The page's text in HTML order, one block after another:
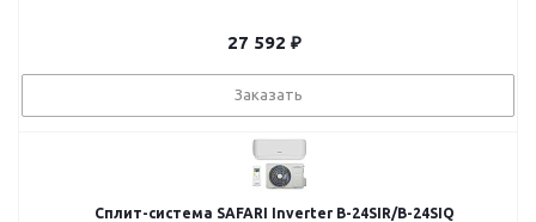
27 592 ₽
Заказать
Сплит-система SAFARI Inverter B-24SIR/B-24SIQ